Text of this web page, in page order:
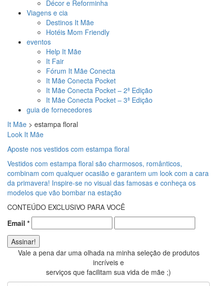
Décor e Reforminha
Viagens e cia
Destinos It Mãe
Hotéis Mom Friendly
eventos
Help It Mãe
It Fair
Fórum It Mãe Conecta
It Mãe Conecta Pocket
It Mãe Conecta Pocket – 2ª Edição
It Mãe Conecta Pocket – 3ª Edição
guia de fornecedores
It Mãe > estampa floral
Look It Mãe
Aposte nos vestidos com estampa floral
Vestidos com estampa floral são charmosos, românticos,
combinam com qualquer ocasião e garantem um look com a cara
da primavera! Inspire-se no visual das famosas e conheça os
modelos que vão bombar na estação
CONTEÚDO EXCLUSIVO PARA VOCÊ
Email *
Vale a pena dar uma olhada na minha seleção de produtos
incríveis e
serviços que facilitam sua vida de mãe ;)